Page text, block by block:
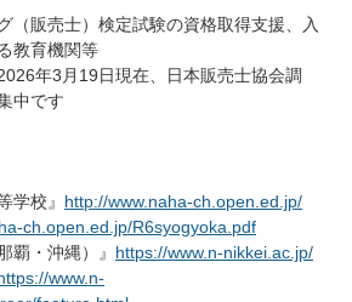
（販売士）検定試験の資格取得支援、入
教育機関等
年3月19日現在、日本販売士協会調
中です
学校』 http://www.naha-ch.open.ed.jp/
ch.open.ed.jp/R6syogyoka.pdf
覇・沖縄）』 https://www.n-nikkei.ac.jp/
www.n-